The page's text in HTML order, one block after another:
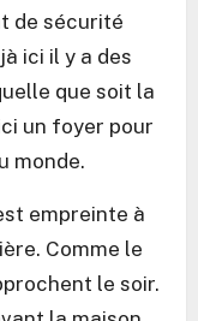
de sécurité
ici il y a des
que soit la
un foyer pour
monde.
empreinte à
Comme le
le soir.